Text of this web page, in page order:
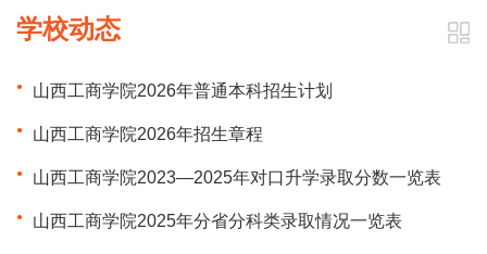
学校动态
山西工商学院2026年普通本科招生计划
山西工商学院2026年招生章程
山西工商学院2023—2025年对口升学录取分数一览表
山西工商学院2025年分省分科类录取情况一览表